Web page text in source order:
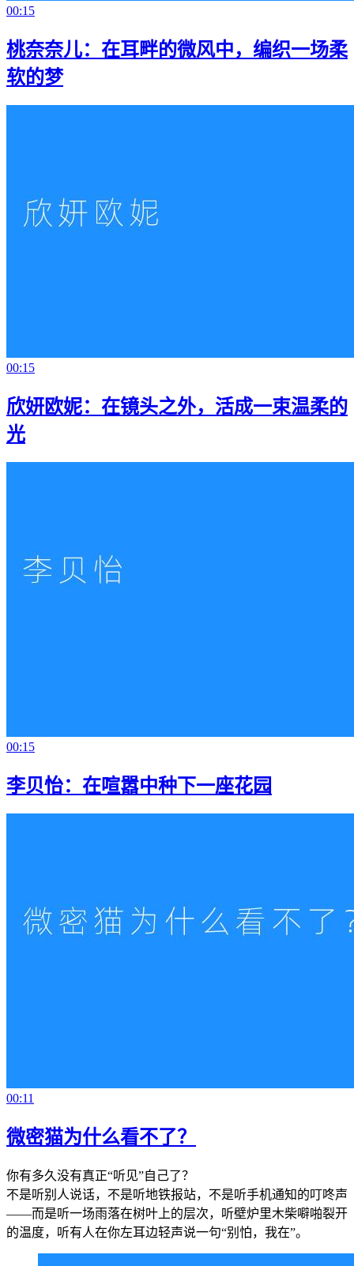
00:15
桃奈奈儿：在耳畔的微风中，编织一场柔
软的梦
00:15
欣妍欧妮：在镜头之外，活成一束温柔的
光
00:15
李贝怡：在喧嚣中种下一座花园
00:11
微密猫为什么看不了？
你有多久没有真正“听见”自己了？
不是听别人说话，不是听地铁报站，不是听手机通知的叮咚声
——而是听一场雨落在树叶上的层次，听壁炉里木柴噼啪裂开
的温度，听有人在你左耳边轻声说一句“别怕，我在”。